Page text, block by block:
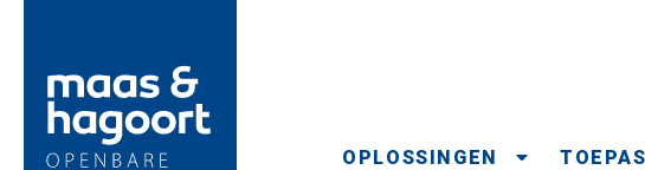
OPLOSSINGEN